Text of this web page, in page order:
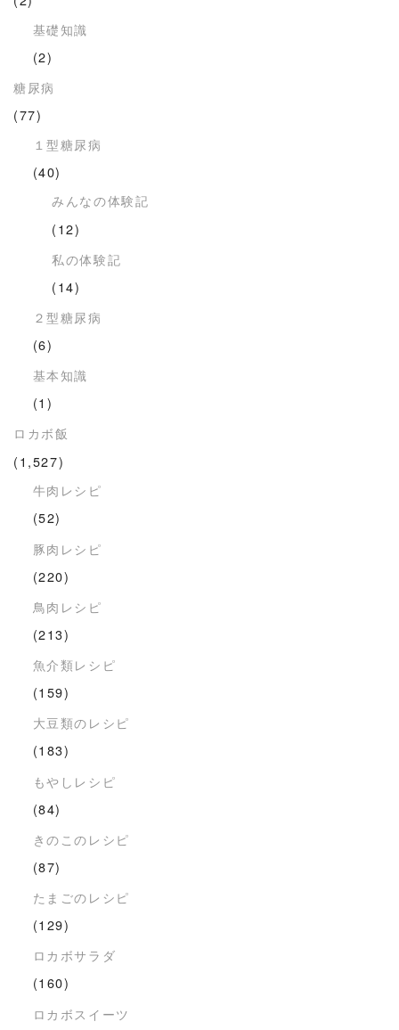
基礎知識
(2)
糖尿病
(77)
１型糖尿病
(40)
みんなの体験記
(12)
私の体験記
(14)
２型糖尿病
(6)
基本知識
(1)
ロカボ飯
(1,527)
牛肉レシピ
(52)
豚肉レシピ
(220)
鳥肉レシピ
(213)
魚介類レシピ
(159)
大豆類のレシピ
(183)
もやしレシピ
(84)
きのこのレシピ
(87)
たまごのレシピ
(129)
ロカボサラダ
(160)
ロカボスイーツ